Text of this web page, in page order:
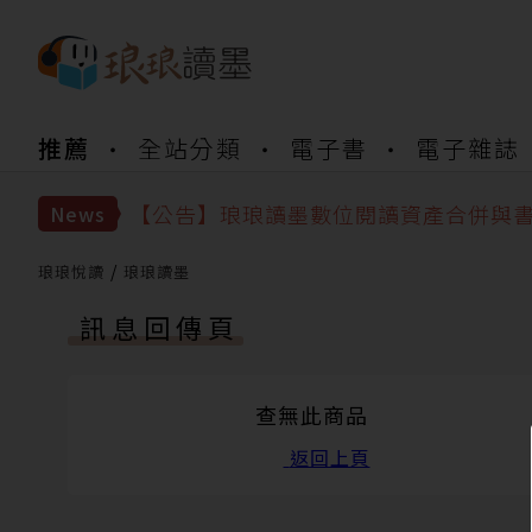
推薦 全站分類 電子書 電子雜誌
News
【公告】琅琅書店服務升級重要說明及
【公告】琅琅讀墨數位閱讀資產合併與
【公告】琅琅讀墨 3 分鐘完成書櫃開通
【公告】因 Readmoo 讀墨系統維護中
琅琅悅讀 琅琅讀墨
訊息回傳頁
查無此商品
返回上頁